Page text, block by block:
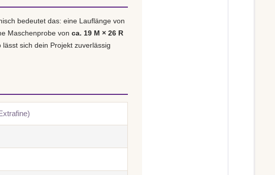
bedeutet das: eine Lauflänge von
Maschenprobe von ca. 19 M × 26 R
lässt sich dein Projekt zuverlässig